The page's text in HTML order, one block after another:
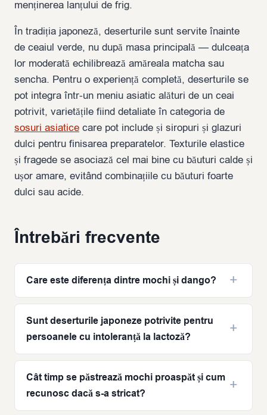
menținerea lanțului de frig.
În tradiția japoneză, deserturile sunt servite înainte
de ceaiul verde, nu după masa principală — dulceața
lor moderată echilibrează amăreala matcha sau
sencha. Pentru o experiență completă, deserturile se
pot integra într-un meniu asiatic alături de un ceai
potrivit, varietățile fiind detaliate în categoria de
sosuri asiatice care pot include și siropuri și glazuri
dulci pentru finisarea preparatelor. Texturile elastice
și fragede se asociază cel mai bine cu băuturi calde și
ușor amare, evitând combinațiile cu băuturi foarte
dulci sau acide.
Întrebări frecvente
Care este diferența dintre mochi și dango?
Sunt deserturile japoneze potrivite pentru
persoanele cu intoleranță la lactoză?
Cât timp se păstrează mochi proaspăt și cum
recunosc dacă s-a stricat?